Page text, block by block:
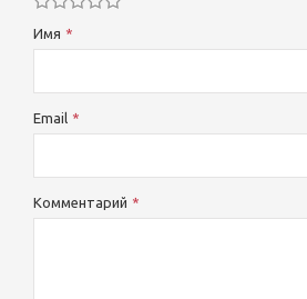
Имя
Email
Комментарий